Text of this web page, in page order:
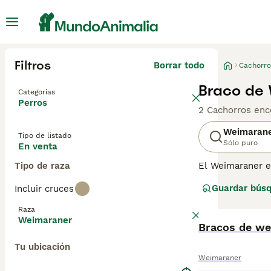
Filtros Borrar todo
Categorías
Perros
Tipo de listado
En venta
Tipo de raza
Incluir cruces
Raza
Weimaraner
Tu ubicación
Braco de
2 Cachorros
Sólo puro
El Weimaraner
mejor opción
personas que
Guardar
Bracos de
Weimaraner